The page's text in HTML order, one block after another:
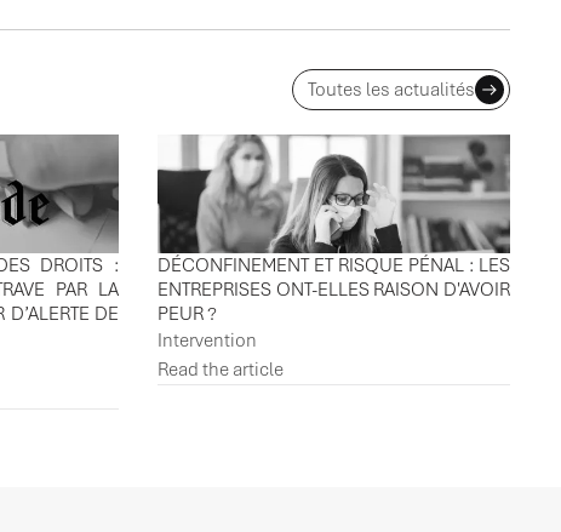
Toutes les actualités
DROITS :
PAR LA
DE
DÉCONFINEMENT ET RISQUE PÉNAL : LES
ENTREPRISES ONT-ELLES RAISON D'AVOIR
PEUR ?
Intervention
Read the article